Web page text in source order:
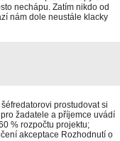
nechápu. Zatím nikdo od
nám dole neustále klacky
prostudovat si
žadatele a příjemce uvádí
% rozpočtu projektu;
akceptace Rozhodnutí o